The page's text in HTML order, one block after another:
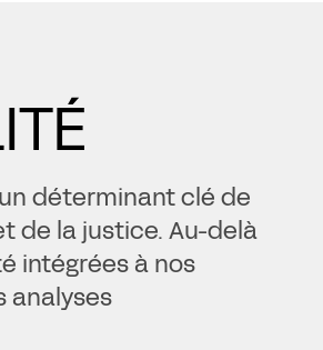
que l'indice puisse être efficacement
déterminant clé de
de la justice. Au-delà
intégrées à nos
analyses